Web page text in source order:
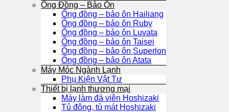
Ống Đồng – Bảo Ôn
Ống đồng – bảo ôn Hailiang
Ống đồng – bảo ôn Ruby
Ống đồng – bảo ôn Luvata
Ống đồng – bảo ôn Taisei
Ống đồng – bảo ôn Superlon
Ống đồng – bảo ôn Atata
Máy Móc Ngành Lạnh
Phụ Kiện Vật Tư
Thiết bị lạnh thương mại
Máy làm đá viên Hoshizaki
Tủ đông, tủ mát Hoshizaki